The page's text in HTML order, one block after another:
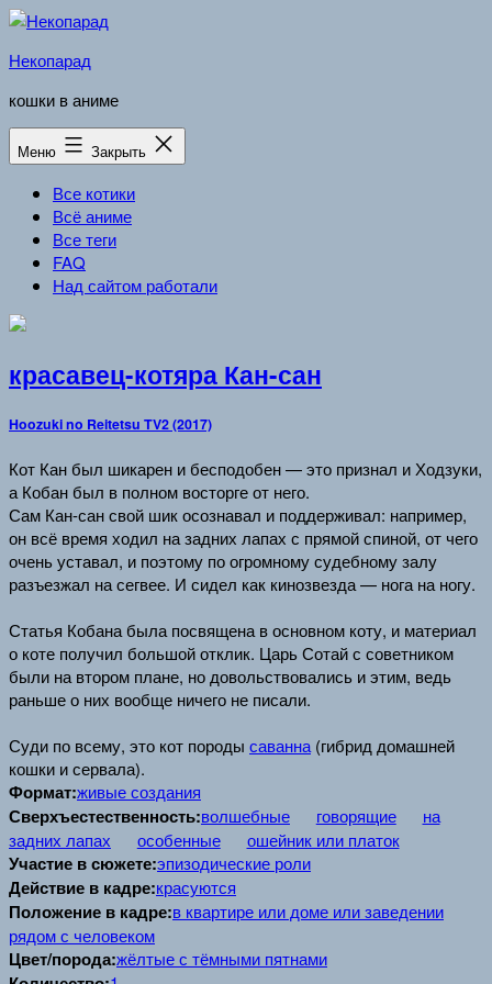
Перейти
содержимому
Некопарад
кошки в аниме
Меню Закрыть
Все котики
Всё аниме
Все теги
FAQ
Над сайтом работали
красавец-котяра Кан-сан
Hoozuki no Reitetsu TV2 (2017)
Кот Кан был шикарен и бесподобен — это признал и Ходзуки,
а Кобан был в полном восторге от него.
Сам Кан-сан свой шик осознавал и поддерживал: например,
он всё время ходил на задних лапах с прямой спиной, от чего
очень уставал, и поэтому по огромному судебному залу
разъезжал на сегвее. И сидел как кинозвезда — нога на ногу.
Статья Кобана была посвящена в основном коту, и материал
о коте получил большой отклик. Царь Сотай с советником
были на втором плане, но довольствовались и этим, ведь
раньше о них вообще ничего не писали.
Суди по всему, это кот породы саванна(гибрид домашней
кошки и сервала).
Формат:живые создания
Сверхъестественность:волшебные говорящие
на
задних лапах
особенные ошейник или платок
Участие в сюжете:эпизодические роли
Действие в кадре:красуются
Положение в кадре:в квартире или доме или заведении
рядом с человеком
Цвет/порода:жёлтые с тёмными пятнами